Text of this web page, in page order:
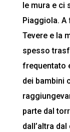
le mura e ci
Piaggiola. A
Tevere e la
spesso
frequentato
dei bambini
parte dal
dall’altra